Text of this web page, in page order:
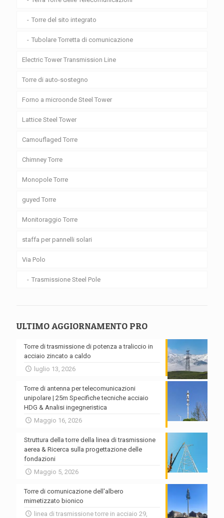
Torre del sito integrato
Tubolare Torretta di comunicazione
Electric Tower Transmission Line
Torre di auto-sostegno
Forno a microonde Steel Tower
Lattice Steel Tower
Camouflaged Torre
Chimney Torre
Monopole Torre
guyed Torre
Monitoraggio Torre
staffa per pannelli solari
Via Polo
Trasmissione Steel Pole
ULTIMO AGGIORNAMENTO PRO
Torre di trasmissione di potenza a traliccio in
acciaio zincato a caldo
luglio 13, 2026
Torre di antenna per telecomunicazioni
unipolare | 25m Specifiche tecniche acciaio
HDG & Analisi ingegneristica
Maggio 16, 2026
Struttura della torre della linea di trasmissione
aerea & Ricerca sulla progettazione delle
fondazioni
Maggio 5, 2026
Torre di comunicazione dell'albero
mimetizzato bionico
linea di trasmissione torre in acciaio 29,